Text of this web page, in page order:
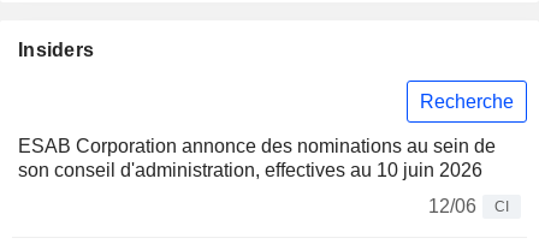
Insiders
Recherche
ESAB Corporation annonce des nominations au sein de
son conseil d'administration, effectives au 10 juin 2026
12/06
CI